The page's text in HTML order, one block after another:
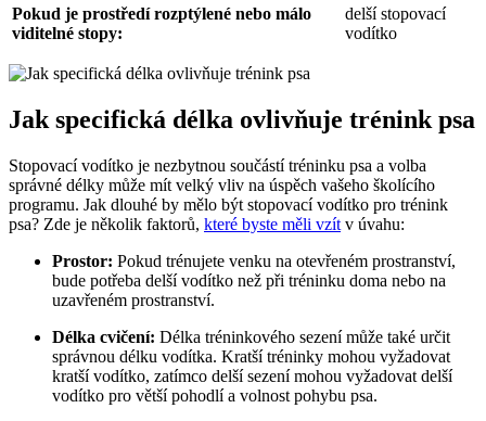
Pokud je prostředí rozptýlené nebo málo
viditelné stopy:
delší stopovací
vodítko
Jak specifická délka ovlivňuje trénink psa
Stopovací vodítko je nezbytnou součástí tréninku psa a volba
správné délky může mít velký vliv na úspěch vašeho školícího
programu. Jak dlouhé by mělo být stopovací vodítko pro trénink
psa? Zde je několik faktorů, které byste měli vzít v úvahu:
Prostor: Pokud trénujete venku na otevřeném prostranství,
bude potřeba delší vodítko než při tréninku doma nebo na
uzavřeném prostranství.
Délka cvičení: Délka tréninkového sezení může také určit
správnou délku vodítka. Kratší tréninky mohou vyžadovat
kratší vodítko, zatímco delší sezení mohou vyžadovat delší
vodítko pro větší pohodlí a volnost pohybu psa.